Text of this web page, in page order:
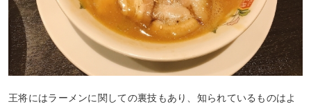
王将にはラーメンに関しての裏技もあり、知られているものはよ